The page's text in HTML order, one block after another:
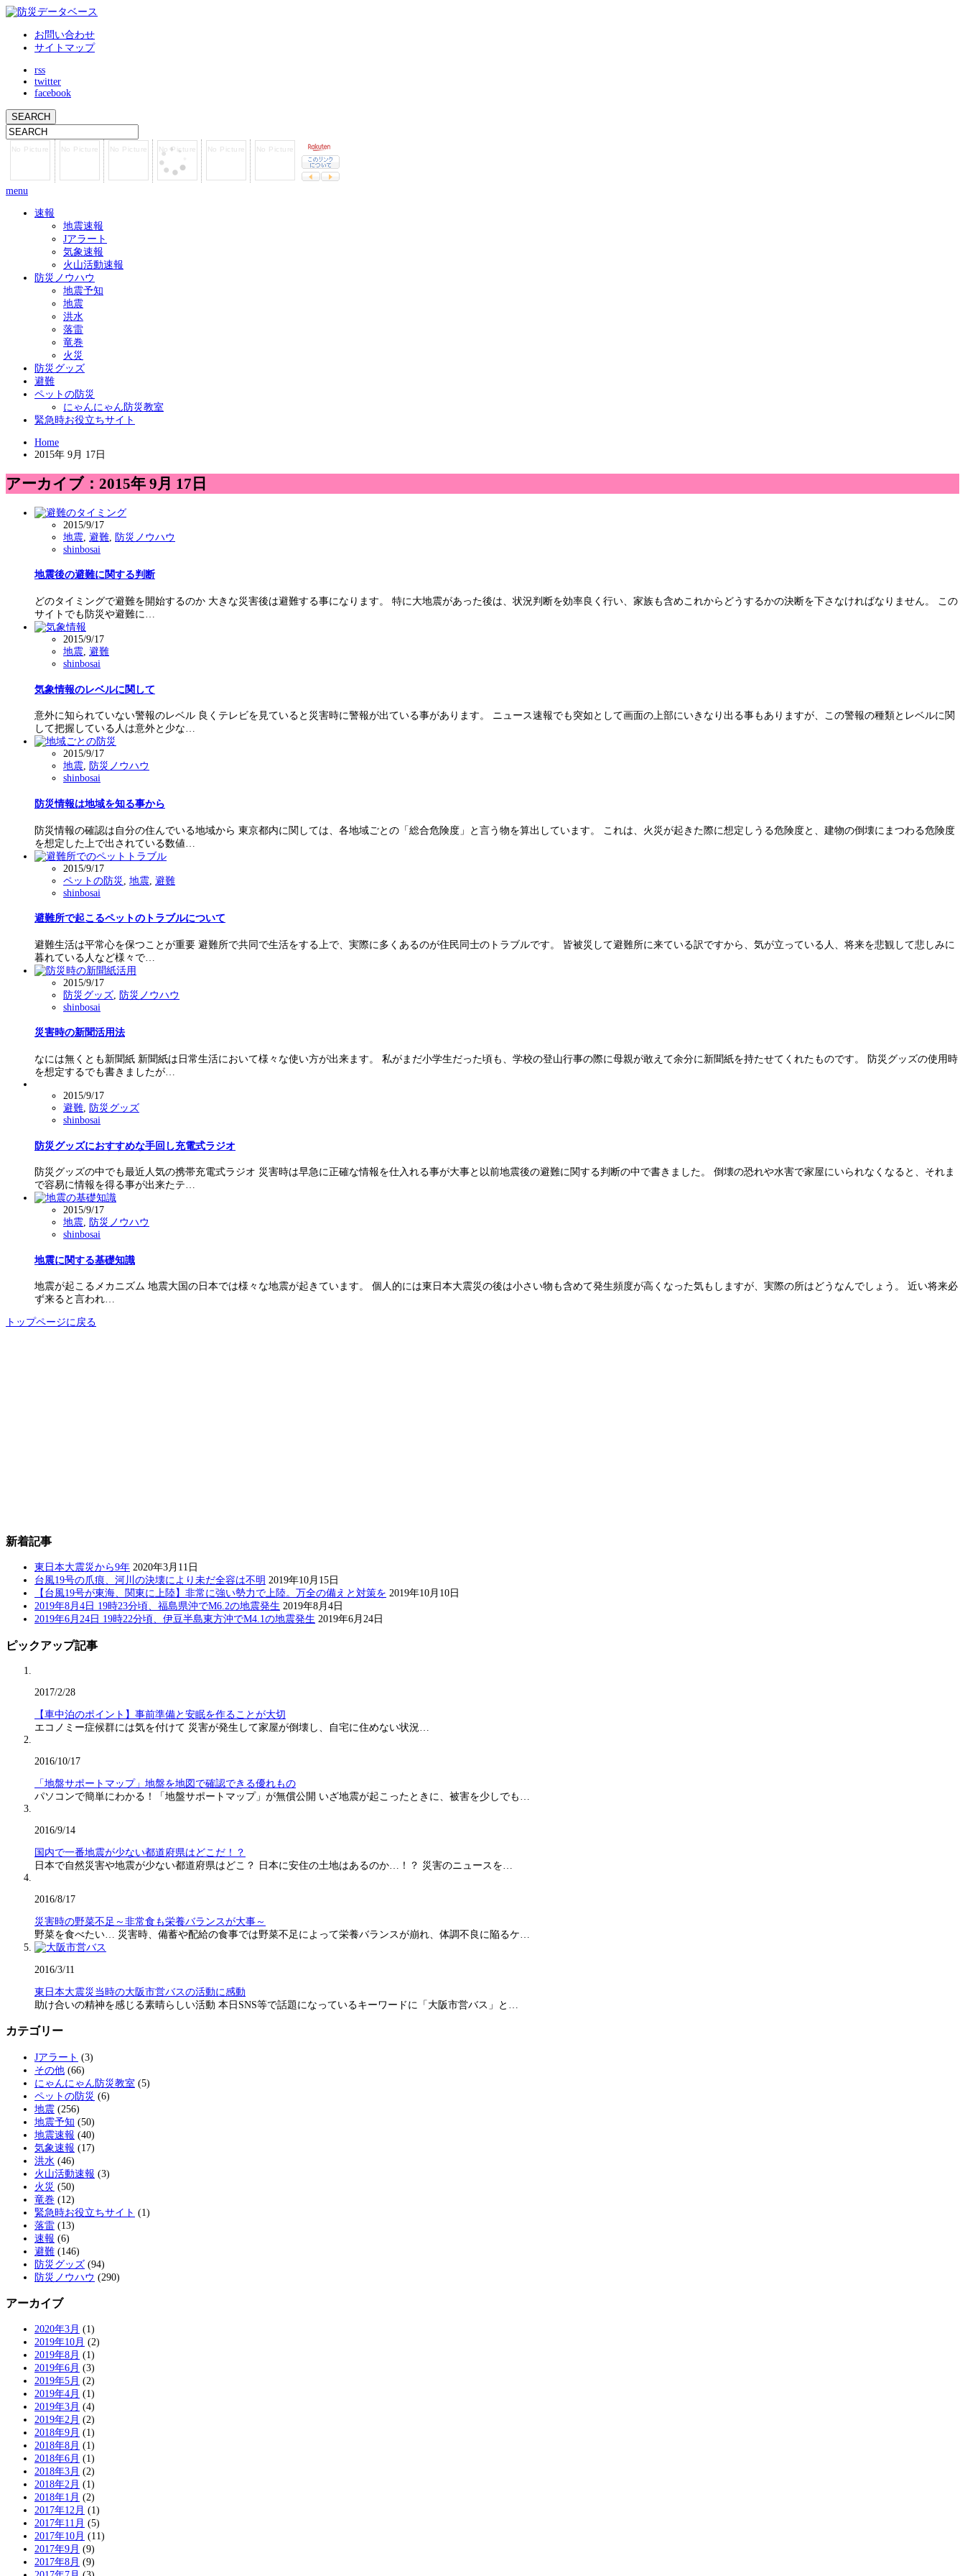
お問い合わせ
サイトマップ
rss
twitter
facebook
menu
速報
地震速報
Jアラート
気象速報
火山活動速報
防災ノウハウ
地震予知
地震
洪水
落雷
竜巻
火災
防災グッズ
避難
ペットの防災
にゃんにゃん防災教室
緊急時お役立ちサイト
Home
2015年 9月 17日
アーカイブ：2015年 9月 17日
2015/9/17
地震 避難
防災ノウハウ
shinbosai
地震後の避難に関する判断
どのタイミングで避難を開始するのか 大きな災害後は避難する事になります。 特に大地震があった後は、状況判断を効率良く行い、家族も含めこれからどうするかの決断を下さなければなりません。 この
サイトでも防災や避難に…
2015/9/17
地震, 避難
shinbosai
気象情報のレベルに関して
意外に知られていない警報のレベル 良くテレビを見ていると災害時に警報が出ている事があります。 ニュース速報でも突如として画面の上部にいきなり出る事もありますが、この警報の種類とレベルに関
して把握している人は意外と少な…
2015/9/17
地震, 防災ノウハウ
shinbosai
防災情報は地域を知る事から
防災情報の確認は自分の住んでいる地域から 東京都内に関しては、各地域ごとの「総合危険度」と言う物を算出しています。 これは、火災が起きた際に想定しうる危険度と、建物の倒壊にまつわる危険度
を想定した上で出されている数値…
2015/9/17
ペットの防災
地震 避難
shinbosai
避難所で起こるペットのトラブルについて
避難生活は平常心を保つことが重要 避難所で共同で生活をする上で、実際に多くあるのが住民同士のトラブルです。 皆被災して避難所に来ている訳ですから、気が立っている人、将来を悲観して悲しみに
暮れている人など様々で…
2015/9/17
防災グッズ 防災ノウハウ
shinbosai
災害時の新聞活用法
なには無くとも新聞紙 新聞紙は日常生活において様々な使い方が出来ます。 私がまだ小学生だった頃も、学校の登山行事の際に母親が敢えて余分に新聞紙を持たせてくれたものです。 防災グッズの使用時
を想定するでも書きましたが…
2015/9/17
避難
防災グッズ
shinbosai
防災グッズにおすすめな手回し充電式ラジオ
防災グッズの中でも最近人気の携帯充電式ラジオ 災害時は早急に正確な情報を仕入れる事が大事と以前地震後の避難に関する判断の中で書きました。 倒壊の恐れや水害で家屋にいられなくなると、それま
で容易に情報を得る事が出来たテ…
2015/9/17
地震, 防災ノウハウ
shinbosai
地震に関する基礎知識
地震が起こるメカニズム 地震大国の日本では様々な地震が起きています。 個人的には東日本大震災の後は小さい物も含めて発生頻度が高くなった気もしますが、実際の所はどうなんでしょう。 近い将来必
ず来ると言われ…
トップページに戻る
新着記事
東日本大震災から9年 2020年3月11日
台風19号の爪痕、河川の決壊により未だ全容は不明 2019年10月15日
【台風19号が東海、関東に上陸】非常に強い勢力で上陸。万全の備えと対策を 2019年10月10日
2019年8月4日 19時23分頃、福島県沖でM6.2の地震発生 2019年8月4日
2019年6月24日 19時22分頃、伊豆半島東方沖でM4.1の地震発生 2019年6月24日
ピックアップ記事
2017/2/28
【車中泊のポイント】事前準備と安眠を作ることが大切
エコノミー症候群には気を付けて 災害が発生して家屋が倒壊し、自宅に住めない状況…
2016/10/17
「地盤サポートマップ」地盤を地図で確認できる優れもの
パソコンで簡単にわかる！「地盤サポートマップ」が無償公開 いざ地震が起こったときに、被害を少しでも…
2016/9/14
国内で一番地震が少ない都道府県はどこだ！？
日本で自然災害や地震が少ない都道府県はどこ？ 日本に安住の土地はあるのか…！？ 災害のニュースを…
2016/8/17
災害時の野菜不足～非常食も栄養バランスが大事～
野菜を食べたい… 災害時、備蓄や配給の食事では野菜不足によって栄養バランスが崩れ、体調不良に陥るケ…
2016/3/11
東日本大震災当時の大阪市営バスの活動に感動
助け合いの精神を感じる素晴らしい活動 本日SNS等で話題になっているキーワードに「大阪市営バス」と…
カテゴリー
Jアラート (3)
その他 (66)
にゃんにゃん防災教室 (5)
ペットの防災 (6)
地震 (256)
地震予知 (50)
地震速報 (40)
気象速報 (17)
洪水 (46)
火山活動速報 (3)
火災 (50)
竜巻 (12)
緊急時お役立ちサイト (1)
落雷 (13)
速報 (6)
避難 (146)
防災グッズ (94)
防災ノウハウ (290)
アーカイブ
2020年3月 (1)
2019年10月 (2)
2019年8月 (1)
2019年6月 (3)
2019年5月 (2)
2019年4月 (1)
2019年3月 (4)
2019年2月 (2)
2018年9月 (1)
2018年8月 (1)
2018年6月 (1)
2018年3月 (2)
2018年2月 (1)
2018年1月 (2)
2017年12月 (1)
2017年11月 (5)
2017年10月 (11)
2017年9月 (9)
2017年8月 (9)